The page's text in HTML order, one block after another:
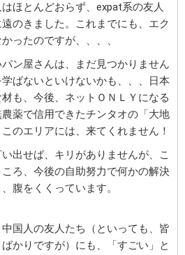
ほとんどおらず、expat系の友人
のきました。これまでにも、エク
ったのですが、、、、
ン屋さんは、まだ見つかりません
ばないといけないかも、、、日本
も、今後、ネットＯＮＬＹになる
薬で信用できたチンタオの「大地
のエリアには、来てくれません！
出せば、キリがありませんが、こ
ろ、今後の自助努力で何かの解決
腹をくくっています。
国人の友人たち（といっても、皆
かりですが）にも、「すごい」と